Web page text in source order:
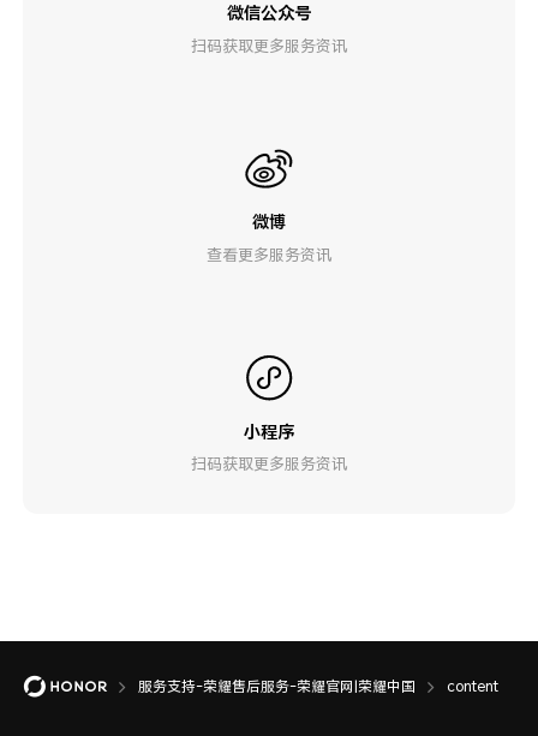
微信公众号
扫码获取更多服务资讯
微博
查看更多服务资讯
小程序
扫码获取更多服务资讯
服务支持-荣耀售后服务-荣耀官网|荣耀中国 content